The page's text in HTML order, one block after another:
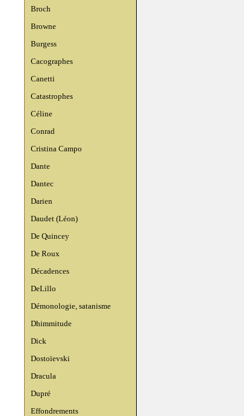
Broch
Browne
Burgess
Cacographes
Canetti
Catastrophes
Céline
Conrad
Cristina Campo
Dante
Dantec
Darien
Daudet (Léon)
De Quincey
De Roux
Décadences
DeLillo
Démonologie, satanisme
Dhimmitude
Dick
Dostoïevski
Dracula
Dupré
Effondrements